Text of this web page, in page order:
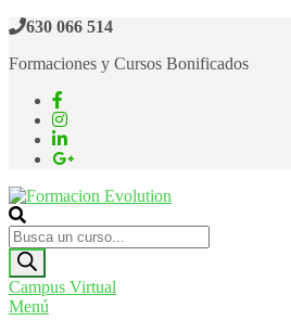
Saltar
contenido
630 066 514
Formaciones y Cursos Bonificados
Formacion Evolution
Cursos de formación continua
Búsqueda
de
productos
Campus Virtual
Menú